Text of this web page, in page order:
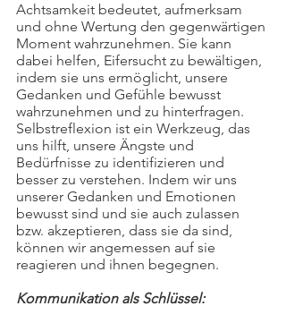
Achtsamkeit bedeutet, aufmerksam
und ohne Wertung den gegenwärtigen
Moment wahrzunehmen. Sie kann
dabei helfen, Eifersucht zu bewältigen,
indem sie uns ermöglicht, unsere
Gedanken und Gefühle bewusst
wahrzunehmen und zu hinterfragen.
Selbstreflexion ist ein Werkzeug, das
uns hilft, unsere Ängste und
Bedürfnisse zu identifizieren und
besser zu verstehen. Indem wir uns
unserer Gedanken und Emotionen
bewusst sind und sie auch zulassen
bzw. akzeptieren, dass sie da sind,
können wir angemessen auf sie
reagieren und ihnen begegnen.
Kommunikation als Schlüssel: